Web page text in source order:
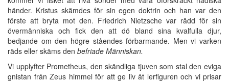
händer. Kristus skämdes för sin egen doktrin och han var den
förste att bryta mot den. Friedrich Nietzsche var rädd för sin
övermänniska och fick den att dö bland sina kvalfulla djur,
bedjande om den högre ståendes förbarmande. Men vi varken
räds eller skäms den befriade Människan.
Vi upplyfter Prometheus, den skändliga tjuven som stal den eviga
gnistan från Zeus himmel för att ge liv åt lerfiguren och vi prisar